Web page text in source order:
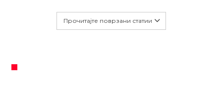
Прочитајте поврзани статии